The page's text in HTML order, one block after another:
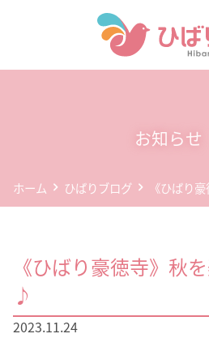
デイサービス(通所介護)
企業情報
お知らせ
ホーム ひばりブログ 《ひばり
《ひばり豪徳寺》秋
♪
2023.11.24